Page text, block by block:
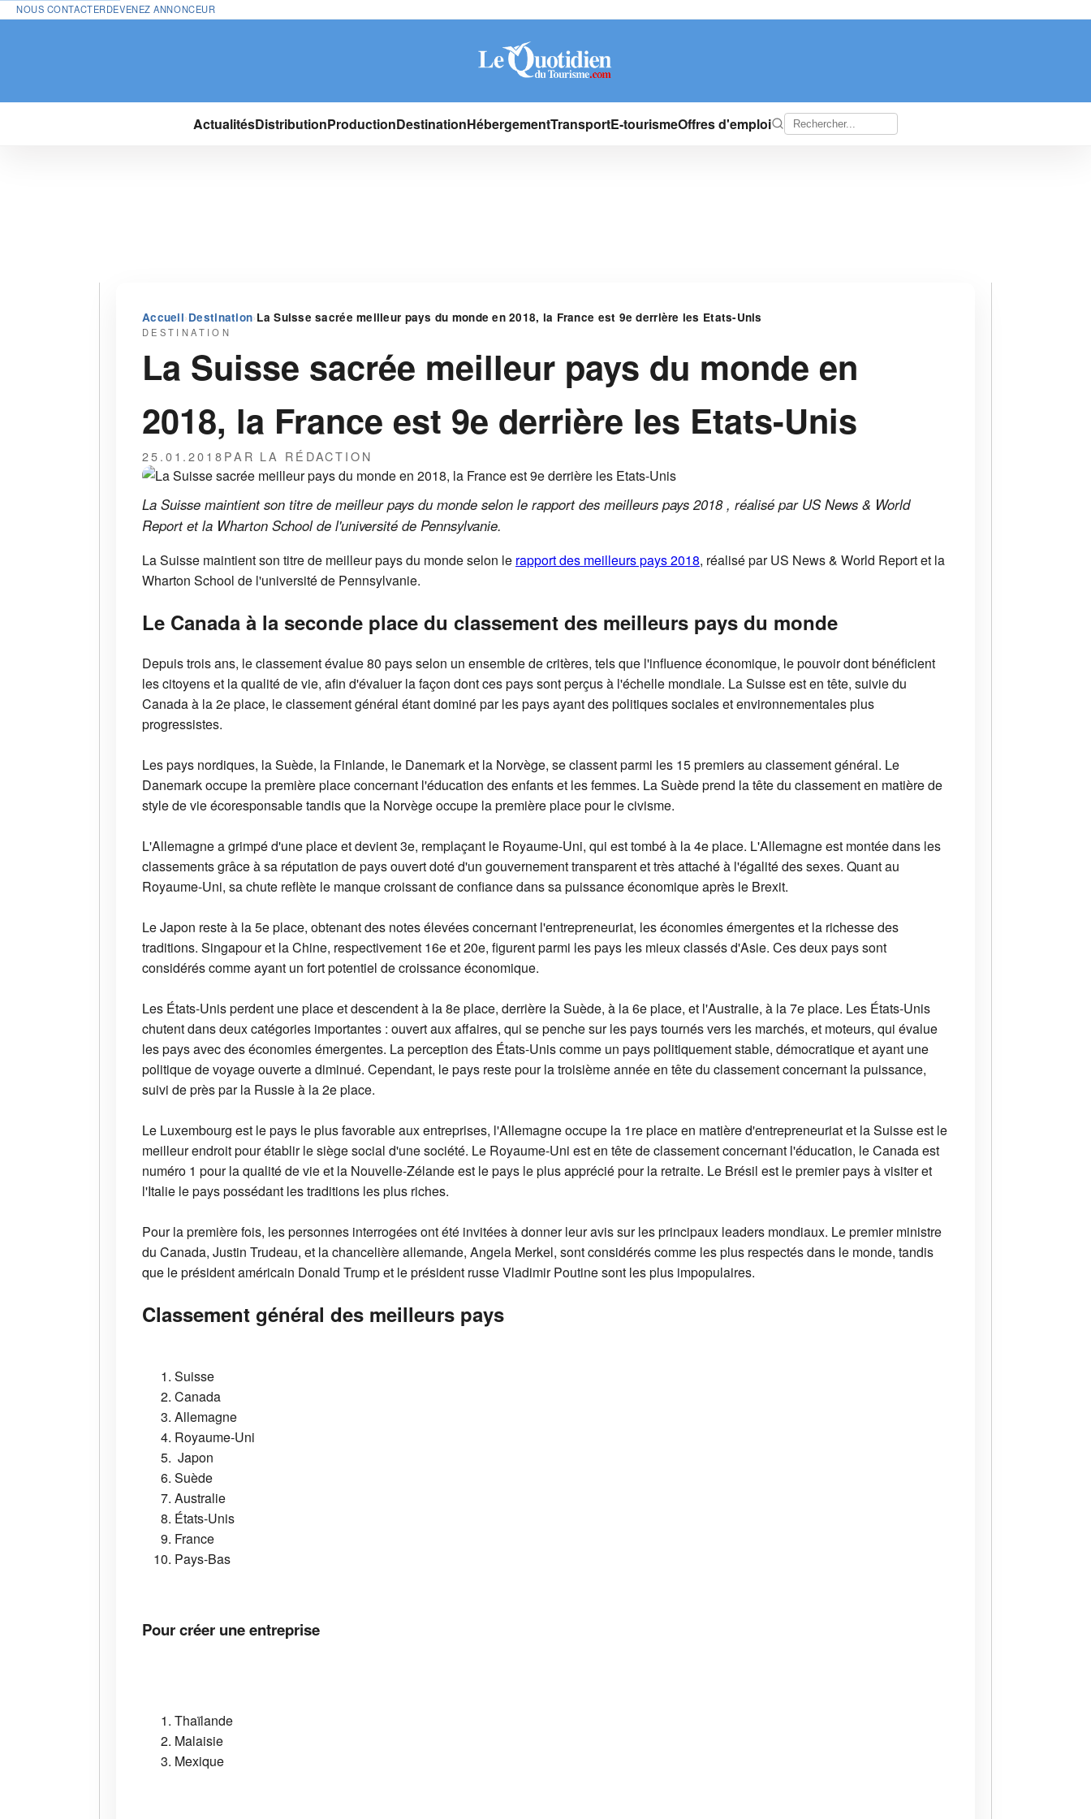
NOUS CONTACTERDEVENEZ ANNONCEUR
ActualitésDistributionProductionDestinationHébergementTransportE-tourismeOffres d'emploi
Accueil›Destination›La Suisse sacrée meilleur pays du monde en 2018, la France est 9e derrière les Etats-Unis
DESTINATION
La Suisse sacrée meilleur pays du monde en
2018, la France est 9e derrière les Etats-Unis
25.01.2018PAR LA RÉDACTION
La Suisse maintient son titre de meilleur pays du monde selon le rapport des meilleurs pays 2018 , réalisé par US News & World
Report et la Wharton School de l'université de Pennsylvanie.
La Suisse maintient son titre de meilleur pays du monde selon le rapport des meilleurs pays 2018, réalisé par US News & World Report et la
Wharton School de l'université de Pennsylvanie.
Le Canada à la seconde place du classement des meilleurs pays du monde
Depuis trois ans, le classement évalue 80 pays selon un ensemble de critères, tels que l'influence économique, le pouvoir dont bénéficient
les citoyens et la qualité de vie, afin d'évaluer la façon dont ces pays sont perçus à l'échelle mondiale. La Suisse est en tête, suivie du
Canada à la 2e place, le classement général étant dominé par les pays ayant des politiques sociales et environnementales plus
progressistes.
Les pays nordiques, la Suède, la Finlande, le Danemark et la Norvège, se classent parmi les 15 premiers au classement général. Le
Danemark occupe la première place concernant l'éducation des enfants et les femmes. La Suède prend la tête du classement en matière de
style de vie écoresponsable tandis que la Norvège occupe la première place pour le civisme.
L'Allemagne a grimpé d'une place et devient 3e, remplaçant le Royaume-Uni, qui est tombé à la 4e place. L'Allemagne est montée dans les
classements grâce à sa réputation de pays ouvert doté d'un gouvernement transparent et très attaché à l'égalité des sexes. Quant au
Royaume-Uni, sa chute reflète le manque croissant de confiance dans sa puissance économique après le Brexit.
Le Japon reste à la 5e place, obtenant des notes élevées concernant l'entrepreneuriat, les économies émergentes et la richesse des
traditions. Singapour et la Chine, respectivement 16e et 20e, figurent parmi les pays les mieux classés d'Asie. Ces deux pays sont
considérés comme ayant un fort potentiel de croissance économique.
Les États-Unis perdent une place et descendent à la 8e place, derrière la Suède, à la 6e place, et l'Australie, à la 7e place. Les États-Unis
chutent dans deux catégories importantes : ouvert aux affaires, qui se penche sur les pays tournés vers les marchés, et moteurs, qui évalue
les pays avec des économies émergentes. La perception des États-Unis comme un pays politiquement stable, démocratique et ayant une
politique de voyage ouverte a diminué. Cependant, le pays reste pour la troisième année en tête du classement concernant la puissance,
suivi de près par la Russie à la 2e place.
Le Luxembourg est le pays le plus favorable aux entreprises, l'Allemagne occupe la 1re place en matière d'entrepreneuriat et la Suisse est le
meilleur endroit pour établir le siège social d'une société. Le Royaume-Uni est en tête de classement concernant l'éducation, le Canada est
numéro 1 pour la qualité de vie et la Nouvelle-Zélande est le pays le plus apprécié pour la retraite. Le Brésil est le premier pays à visiter et
l'Italie le pays possédant les traditions les plus riches.
Pour la première fois, les personnes interrogées ont été invitées à donner leur avis sur les principaux leaders mondiaux. Le premier ministre
du Canada, Justin Trudeau, et la chancelière allemande, Angela Merkel, sont considérés comme les plus respectés dans le monde, tandis
que le président américain Donald Trump et le président russe Vladimir Poutine sont les plus impopulaires.
Classement général des meilleurs pays
Suisse
Canada
Allemagne
Royaume-Uni
Japon
Suède
Australie
États-Unis
France
Pays-Bas
Pour créer une entreprise
Thaïlande
Malaisie
Mexique